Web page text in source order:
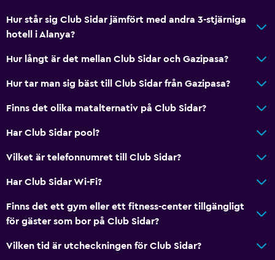
Uppvärmd pool
Utomhuspool
Ångbastu
Massage
Vattenrutschkana
Kök
Köksutrustning
Hur står sig Club Sidar jämfört med andra 3-stjärniga
hotell i Alanya?
Hur långt är det mellan Club Sidar och Gazipasa?
Hur tar man sig bäst till Club Sidar från Gazipasa?
Finns det olika matalternativ på Club Sidar?
Har Club Sidar pool?
Vilket är telefonnumret till Club Sidar?
Har Club Sidar Wi-Fi?
Finns det ett gym eller ett fitness-center tillgängligt
för gäster som bor på Club Sidar?
Vilken tid är utcheckningen för Club Sidar?